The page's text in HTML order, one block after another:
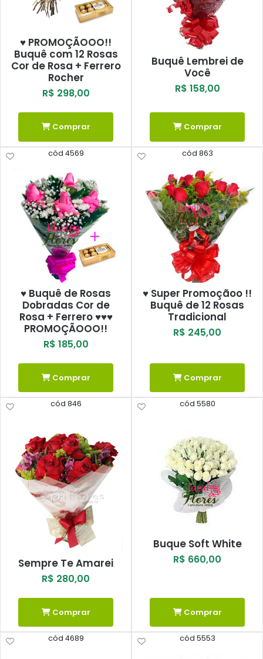
♥ PROMOÇÃOOO!!
Buquê com 12 Rosas
Cor de Rosa + Ferrero
Rocher
R$ 298,00
Comprar
Buquê Lembrei de
Você
R$ 158,00
Comprar
cód 4569
♥ Buquê de Rosas
Dobradas Cor de
Rosa + Ferrero ♥♥♥
PROMOÇÃOOO!!
R$ 185,00
Comprar
cód 863
♥ Super Promoçãoo !!
Buquê de 12 Rosas
Tradicional
R$ 245,00
Comprar
cód 846
Sempre Te Amarei
R$ 280,00
Comprar
cód 5580
Buque Soft White
R$ 660,00
Comprar
cód 4689 cód 5553